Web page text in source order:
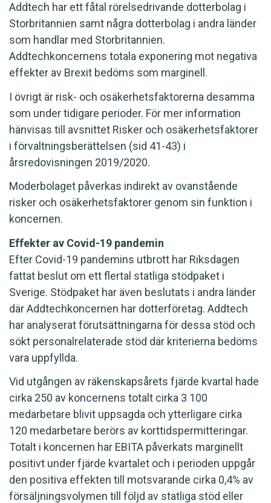
Addtech har ett fåtal rörelsedrivande dotterbolag i
Storbritannien samt några dotterbolag i andra länder
som handlar med Storbritannien.
Addtechkoncernens totala exponering mot negativa
effekter av Brexit bedöms som marginell.
I övrigt är risk- och osäkerhetsfaktorerna desamma
som under tidigare perioder. För mer information
hänvisas till avsnittet Risker och osäkerhetsfaktorer
i förvaltningsberättelsen (sid 41-43) i
årsredovisningen 2019/2020.
Moderbolaget påverkas indirekt av ovanstående
risker och osäkerhetsfaktorer genom sin funktion i
koncernen.
Effekter av Covid-19 pandemin
Efter Covid-19 pandemins utbrott har Riksdagen
fattat beslut om ett flertal statliga stödpaket i
Sverige. Stödpaket har även beslutats i andra länder
där Addtechkoncernen har dotterföretag. Addtech
har analyserat förutsättningarna för dessa stöd och
sökt personalrelaterade stöd där kriterierna bedöms
vara uppfyllda.
Vid utgången av räkenskapsårets fjärde kvartal hade
cirka 250 av koncernens totalt cirka 3 100
medarbetare blivit uppsagda och ytterligare cirka
120 medarbetare berörs av korttidspermitteringar.
Totalt i koncernen har EBITA påverkats marginellt
positivt under fjärde kvartalet och i perioden uppgår
den positiva effekten till motsvarande cirka 0,4% av
försäljningsvolymen till följd av statliga stöd eller